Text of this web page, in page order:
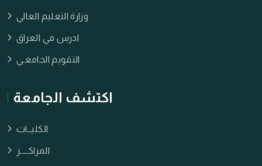
وزارة التعليم العالي
ادرس في العراق
التقويم الجامعـي
اكتشف الجامعة
الكليــات
المراكــــز